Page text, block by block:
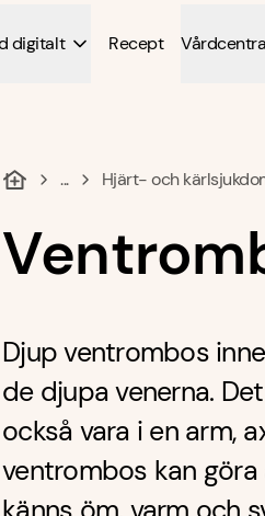
digitalt Recept
... Hjärt- och
Djup ventrombos
de djupa venerna.
också vara i en arm,
ventrombos kan